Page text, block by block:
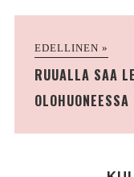
EDELLINEN »
RUUALLA SAA
OLOHUONEESSA